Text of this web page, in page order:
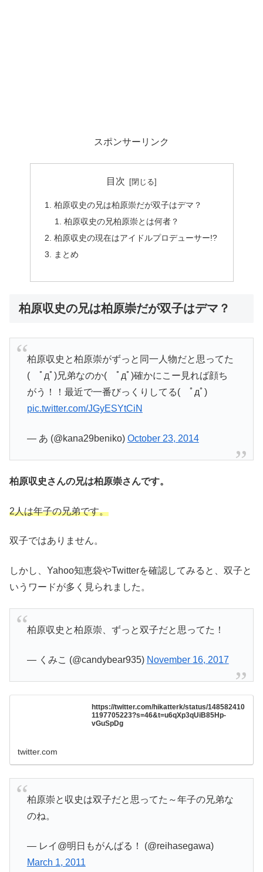
スポンサーリンク
目次
柏原収史の兄は柏原崇だが双子はデマ？
柏原収史の兄柏原崇とは何者？
柏原収史の現在はアイドルプロデューサー!?
まとめ
柏原収史の兄は柏原崇だが双子はデマ？
柏原収史と柏原崇がずっと同一人物だと思ってた
( ﾟдﾟ)兄弟なのか( ﾟдﾟ)確かにこー見れば顔ち
がう！！最近で一番びっくりしてる( ﾟдﾟ)
pic.twitter.com/JGyESYtCiN
— あ (@kana29beniko) October 23, 2014
柏原収史さんの兄は柏原崇さんです。
2人は年子の兄弟です。
双子ではありません。
しかし、Yahoo知恵袋やTwitterを確認してみると、双子と
いうワードが多く見られました。
柏原収史と柏原崇、ずっと双子だと思ってた！
— くみこ (@candybear935) November 16, 2017
https://twitter.com/hikatterk/status/148582410
1197705223?s=46&t=u6qXp3qUiB85Hp-
vGuSpDg
twitter.com
柏原崇と収史は双子だと思ってた～年子の兄弟な
のね。
— レイ@明日もがんばる！ (@reihasegawa)
March 1, 2011